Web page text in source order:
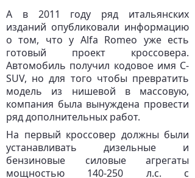
А в 2011 году ряд итальянских
изданий опубликовали информацию
о том, что у Alfa Romeo уже есть
готовый проект кроссовера.
Автомобиль получил кодовое имя C-
SUV, но для того чтобы превратить
модель из нишевой в массовую,
компания была вынуждена провести
ряд дополнительных работ.
На первый кроссовер должны были
устанавливать дизельные и
бензиновые силовые агрегаты
мощностью 140-250 л.с. с